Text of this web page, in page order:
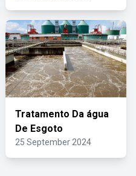
Tratamento Da água
De Esgoto
25 September 2024